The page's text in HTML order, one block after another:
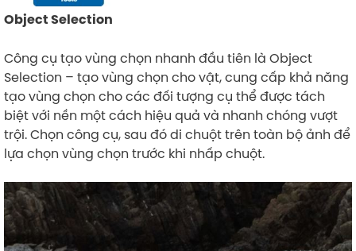
Object Selection
Công cụ tạo vùng chọn nhanh đầu tiên là Object
Selection – tạo vùng chọn cho vật, cung cấp khả năng
tạo vùng chọn cho các đối tượng cụ thể được tách
biệt với nền một cách hiệu quả và nhanh chóng vượt
trội. Chọn công cụ, sau đó di chuột trên toàn bộ ảnh để
lựa chọn vùng chọn trước khi nhấp chuột.